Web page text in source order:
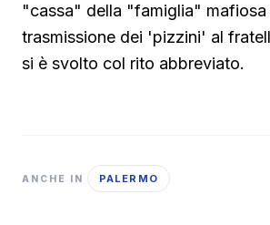
"cassa" della "famiglia" mafiosa
trasmissione dei 'pizzini' al
si è svolto col rito abbreviato.
ANCHE IN PALERMO